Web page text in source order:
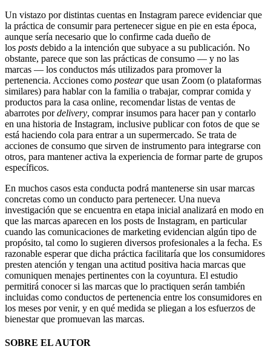
Un vistazo por distintas cuentas en Instagram parece evidenciar que
la práctica de consumir para pertenecer sigue en pie en esta época,
aunque sería necesario que lo confirme cada dueño de
los posts debido a la intención que subyace a su publicación. No
obstante, parece que son las prácticas de consumo — y no las
marcas — los conductos más utilizados para promover la
pertenencia. Acciones como postearque usan Zoom (o plataformas
similares) para hablar con la familia o trabajar, comprar comida y
productos para la casa online, recomendar listas de ventas de
abarrotes pordelivery, comprar insumos para hacer pan y contarlo
en una historia de Instagram, inclusive publicar con fotos de que se
está haciendo cola para entrar a un supermercado. Se trata de
acciones de consumo que sirven de instrumento para integrarse con
otros, para mantener activa la experiencia de formar parte de grupos
específicos.
En muchos casos esta conducta podrá mantenerse sin usar marcas
concretas como un conducto para pertenecer. Una nueva
investigación que se encuentra en etapa inicial analizará en modo en
que las marcas aparecen en los posts de Instagram, en particular
cuando las comunicaciones de marketing evidencian algún tipo de
propósito, tal como lo sugieren diversos profesionales a la fecha. Es
razonable esperar que dicha práctica facilitaría que los consumidores
presten atención y tengan una actitud positiva hacia marcas que
comuniquen menajes pertinentes con la coyuntura. El estudio
permitirá conocer si las marcas que lo practiquen serán también
incluidas como conductos de pertenencia entre los consumidores en
los meses por venir, y en qué medida se pliegan a los esfuerzos de
bienestar que promuevan las marcas.
SOBRE EL AUTOR